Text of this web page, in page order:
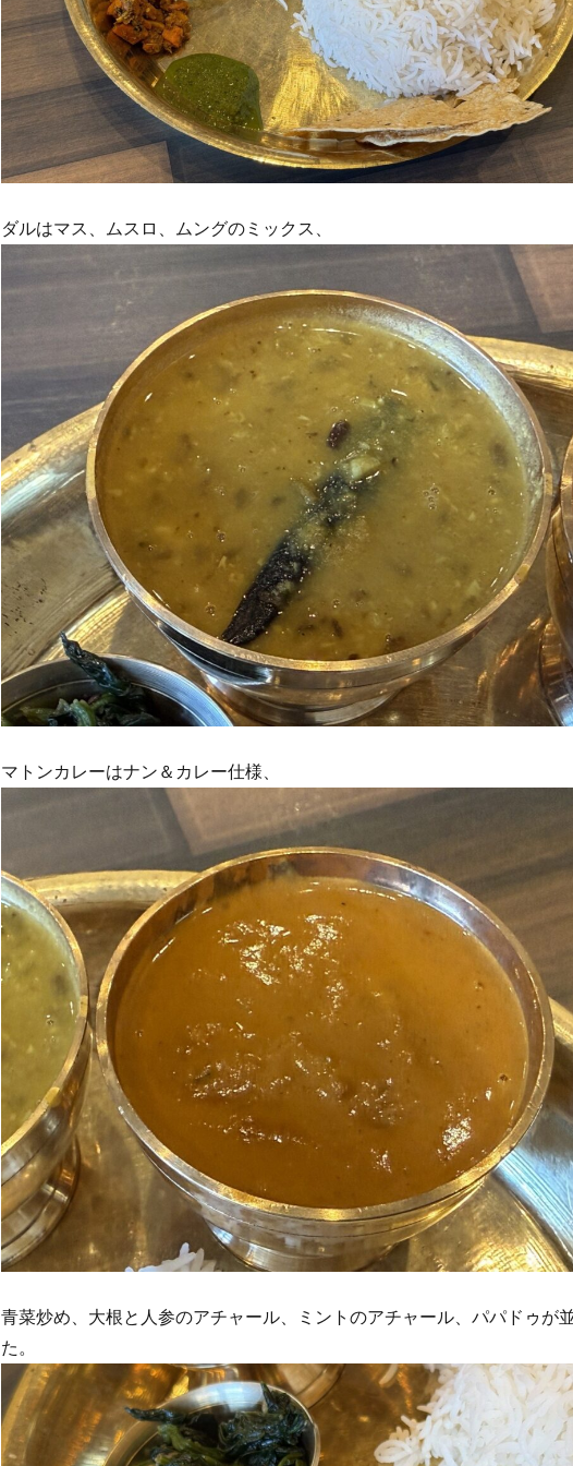
ダルはマス、ムスロ、ムングのミックス、
マトンカレーはナン＆カレー仕様、
青菜炒め、大根と人参のアチャール、ミントのアチャール、パパドゥが
た。